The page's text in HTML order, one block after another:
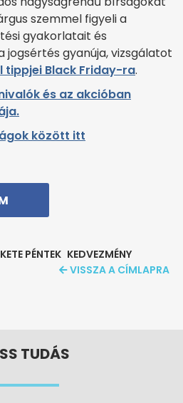
szemmel figyeli a
gyakorlatait és
jogsértés gyanúja, vizsgálatot
tippjei Black Friday-ra.
és az akcióban
között itt
PÉNTEK KEDVEZMÉNY
VISSZA A CÍMLAPRA
TUDÁS